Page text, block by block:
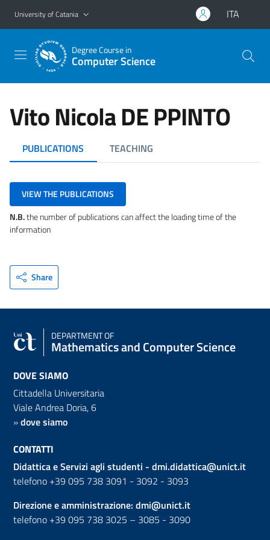
Go to main content
Go to navigation menu
University of Catania ITA
Degree Course in
Computer Science
Vito Nicola DE PPINTO
PUBLICATIONS TEACHING
VIEW THE PUBLICATIONS
N.B.the number of publications can affect the loading time of the
information
Share
DEPARTMENT OF
Mathematics and Computer Science
DOVE SIAMO
Cittadella Universitaria
Viale Andrea Doria, 6
»dove siamo
CONTATTI
Didattica e Servizi agli studenti - dmi.didattica@unict.it
telefono +39 095 738 3091 - 3092 - 3093
Direzione e amministrazione: dmi@unict.it
telefono +39 095 738 3025 – 3085 - 3090